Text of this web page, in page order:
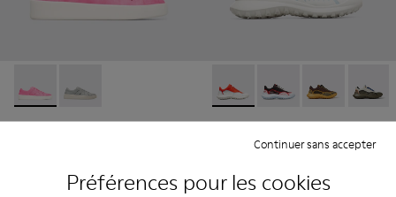
Préférences pour les cookies
Continuer sans accepter
Courb - K200828-014 - Pink
Courb - K200828-021 CRCLR GORE-TEX -
CRCLR GORE-TEX -
CRCLR